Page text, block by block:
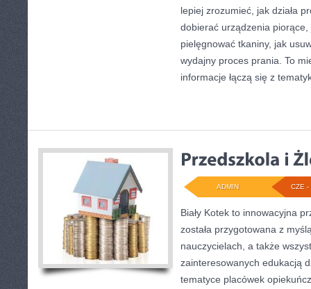
lepiej zrozumieć, jak działa
dobierać urządzenia
pielęgnować tkaniny, jak
wydajny proces prania. To
informacje łączą się z
CZE -
ADMIN
Biały Kotek to innowacyjna
została przygotowana z
nauczycielach, a także
zainteresowanych edukacją
tematyce placówek